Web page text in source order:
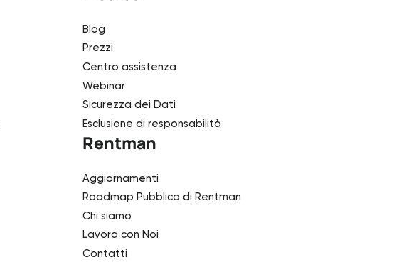
Blog
Prezzi
Centro assistenza
Webinar
Sicurezza dei Dati
Esclusione di responsabilità
Rentman
Aggiornamenti
Roadmap Pubblica di Rentman
Chi siamo
Lavora con Noi
Contatti